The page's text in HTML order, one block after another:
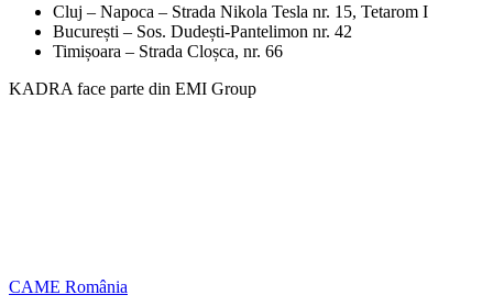
Cluj – Napoca – Strada Nikola Tesla nr. 15, Tetarom I
București – Sos. Dudești-Pantelimon nr. 42
Timișoara – Strada Cloșca, nr. 66
KADRA face parte din EMI Group
CAME România